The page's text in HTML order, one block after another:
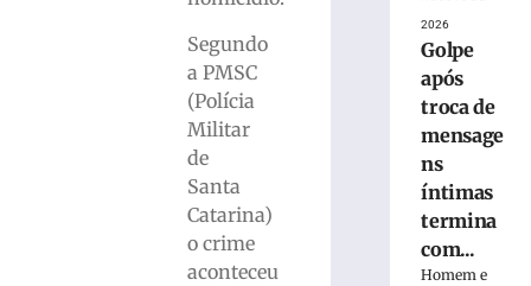
Segundo
a PMSC
(Polícia
Militar
de
Santa
Catarina)
o crime
aconteceu
Bento2026
Golpe
após
troca de
mensage
ns
íntimas
termina
com...
Homem e